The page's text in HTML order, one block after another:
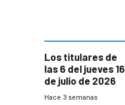
Los titulares de
las 6 del jueves 16
de julio de 2026
Hace 3 semanas